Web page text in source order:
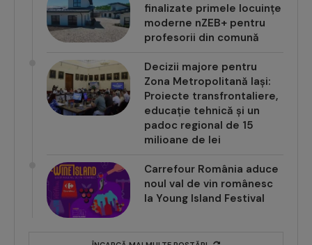
La Românești, au fost
finalizate primele locuințe
moderne nZEB+ pentru
Decizii majore pentru
Zona Metropolitană Iași:
Proiecte transfrontaliere,
educație tehnică și un
padoc regional de 15
Carrefour România aduce
noul val de vin românesc